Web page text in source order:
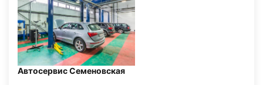
Автосервис Семеновская